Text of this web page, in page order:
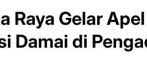
Raya Gelar
Damai di